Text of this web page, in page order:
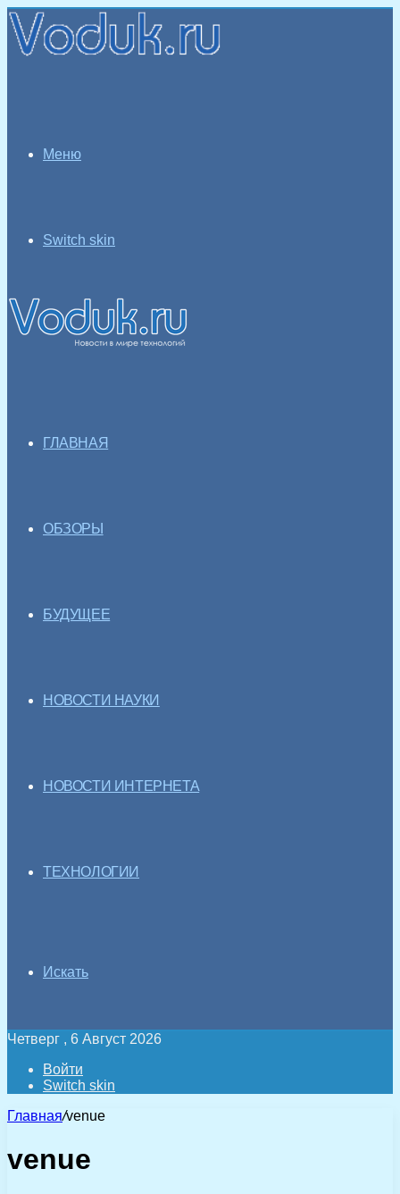
Меню
Switch skin
ГЛАВНАЯ
ОБЗОРЫ
БУДУЩЕЕ
НОВОСТИ НАУКИ
НОВОСТИ ИНТЕРНЕТА
ТЕХНОЛОГИИ
Искать
Четверг , 6 Август 2026
Войти
Switch skin
Главная/venue
venue